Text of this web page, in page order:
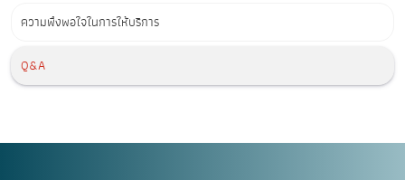
ความพึงพอใจในการให้บริการ
Q&A